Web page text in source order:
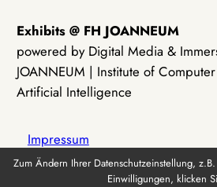
Exhibits @ FH JOANNEUM
powered by Digital Media &
JOANNEUM | Institute of
Artificial Intelligence
Impressum
Zum Ändern Ihrer Datenschutzeinstellung,
Einwilligungen, klicken